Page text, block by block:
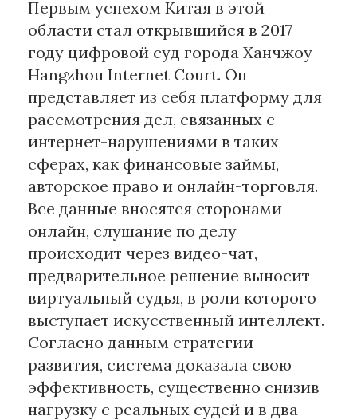
Первым успехом Китая в этой
области стал открывшийся в 2017
году цифровой суд города Ханчжоу –
Hangzhou Internet Court. Он
представляет из себя платформу для
рассмотрения дел, связанных с
интернет-нарушениями в таких
сферах, как финансовые займы,
авторское право и онлайн-торговля.
Все данные вносятся сторонами
онлайн, слушание по делу
происходит через видео-чат,
предварительное решение выносит
виртуальный судья, в роли которого
выступает искусственный интеллект.
Согласно данным стратегии
развития, система доказала свою
эффективность, существенно снизив
нагрузку с реальных судей и в два